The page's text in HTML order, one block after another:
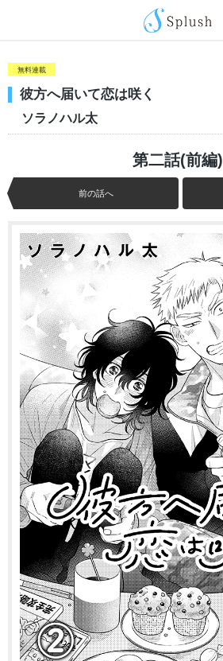
無料連載
彼方へ届いて恋は咲く
ソラノハル太
第二話(前編)
前の話へ